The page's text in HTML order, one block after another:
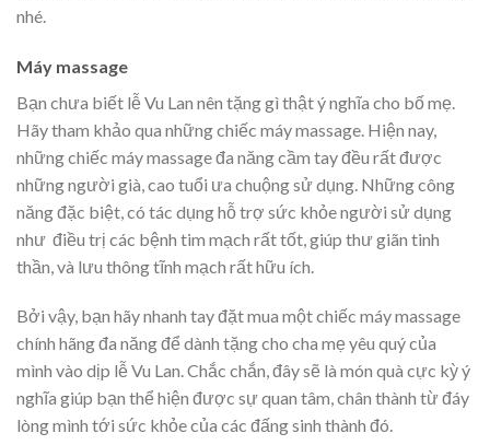
nhé.
Máy massage
Bạn chưa biết lễ Vu Lan nên tặng gì thật ý nghĩa cho bố mẹ.
Hãy tham khảo qua những chiếc máy massage. Hiện nay,
những chiếc máy massage đa năng cầm tay đều rất được
những người già, cao tuổi ưa chuộng sử dụng. Những công
năng đặc biệt, có tác dụng hỗ trợ sức khỏe người sử dụng
như điều trị các bệnh tim mạch rất tốt, giúp thư giãn tinh
thần, và lưu thông tĩnh mạch rất hữu ích.
Bởi vậy, bạn hãy nhanh tay đặt mua một chiếc máy massage
chính hãng đa năng để dành tặng cho cha mẹ yêu quý của
mình vào dịp lễ Vu Lan. Chắc chắn, đây sẽ là món quà cực kỳ ý
nghĩa giúp bạn thể hiện được sự quan tâm, chân thành từ đáy
lòng mình tới sức khỏe của các đấng sinh thành đó.